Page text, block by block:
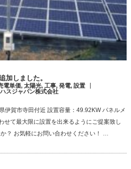
加しました。
電単価, 太陽光, 工事, 発電, 設置
スジャパン株式会社
伊賀市寺田付近 設置容量：49.92KW パネルメ
せて最大限に設置を出来るようにご提案致し
？ お気軽にお問い合わせください！ …